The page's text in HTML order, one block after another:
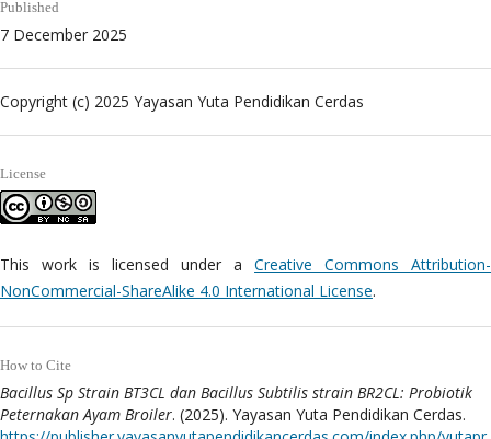
Published
7 December 2025
Copyright (c) 2025 Yayasan Yuta Pendidikan Cerdas
License
This work is licensed under aCreative Commons Attribution-
NonCommercial-ShareAlike 4.0 International License.
How to Cite
Bacillus Sp Strain BT3CL dan Bacillus Subtilis strain BR2CL: Probiotik
Peternakan Ayam Broiler. (2025). Yayasan Yuta Pendidikan Cerdas.